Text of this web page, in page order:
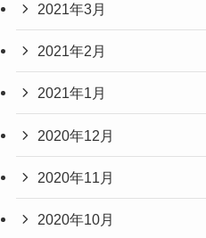
2021年3月
2021年2月
2021年1月
2020年12月
2020年11月
2020年10月